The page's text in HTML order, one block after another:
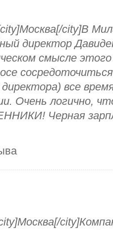
city]В
директор
смысле
все
Очень логично,
Черная